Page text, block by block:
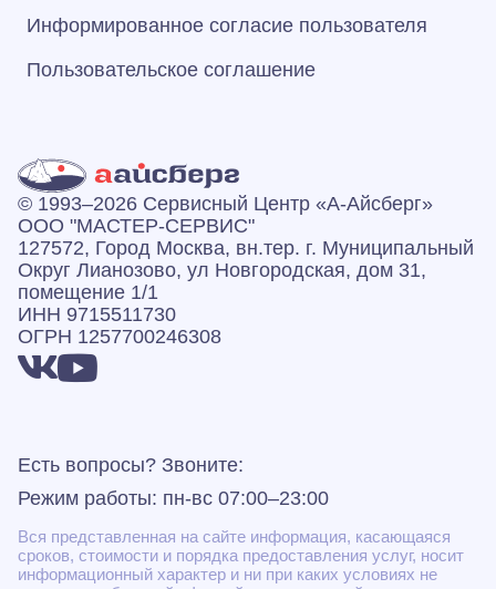
Информированное согласие пользователя
Пользовательское соглашение
© 1993–2026 Сервисный Центр «А‑Айсберг»
ООО "МАСТЕР-СЕРВИС"
127572, Город Москва, вн.тер. г. Муниципальный
Округ Лианозово, ул Новгородская, дом 31,
помещение 1/1
ИНН 9715511730
ОГРН 1257700246308
Есть вопросы? Звоните:
Режим работы: пн-вс 07:00–23:00
Вся представленная на сайте информация, касающаяся
сроков, стоимости и порядка предоставления услуг, носит
информационный характер и ни при каких условиях не